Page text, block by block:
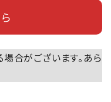
合がございます。あら